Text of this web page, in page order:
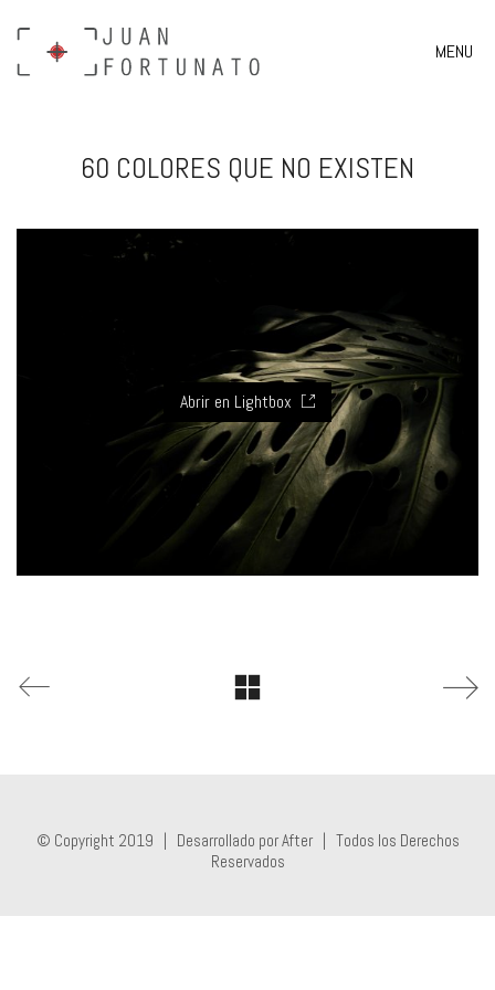
MENU
60 COLORES QUE NO EXISTEN
Abrir en Lightbox
© Copyright 2019 | Desarrollado por After| Todos los Derechos
Reservados